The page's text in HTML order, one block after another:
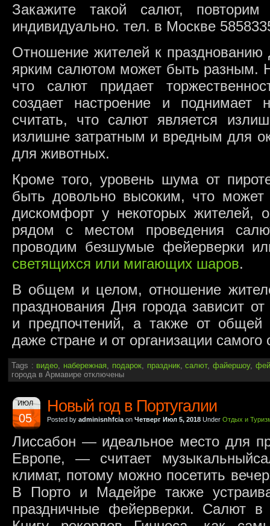
Закажите такой салют,
индивидуально. тел. в Москве
Отношение жителей к
ярким салютом может быть разным.
что салют придает
создает настроение и поднимает
считать, что салют является
излишне затратным и вредным для
для животных.
Кроме того, уровень шума от
быть довольно высоким, что может
дискомфорт у некоторых жителей,
рядом с местом проведения
проводим безшумые фейерверки
светящихся или мигающих шаров.
В общем и целом, отношение
празднования Дня города зависит
и предпочтений, а также от
даже стране и от организации самого
Tags : видео набережная подарок, праздник,салют,файершоу,
города в Армавире отключены
ИЮЛ
05
Новый год в Португалии
Posted by adminisnhfcia on Четверг Июл 5, 2018 Under Отдых и
Лиссабон — идеальное место для
Европе, — считает
климат, потому можно посетить
В Порто и Мадейре также
праздничные фейерверки. Салют